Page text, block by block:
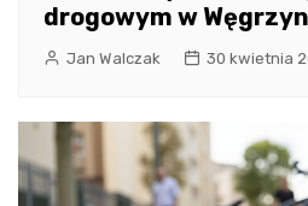
drogowym w
Jan Walczak 30 kwietnia